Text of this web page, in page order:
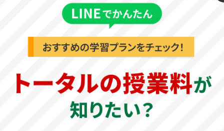
試験時間180分で、医学科のみ実施されます。物理・化学・
生物から2科目を選択して受験します。
ます。全体的な難易度は標準レベルですが、融合問題が出
題されることがあるため、対策が必要です。基礎から丁寧
に学習し、標準レベルの問題は確実に解答できるようにし